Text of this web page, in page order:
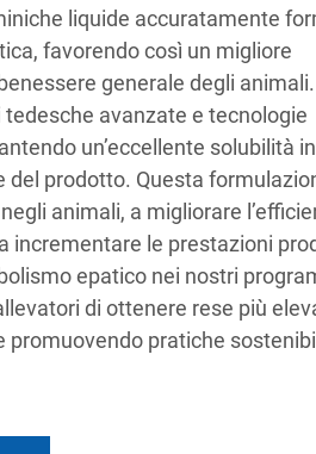
liquide accuratamente
favorendo così un migliore
generale degli
avanzate e tecnologie
un’eccellente solubilità
prodotto. Questa
animali, a migliorare
incrementare le prestazioni
epatico nei nostri
di ottenere rese più
pratiche